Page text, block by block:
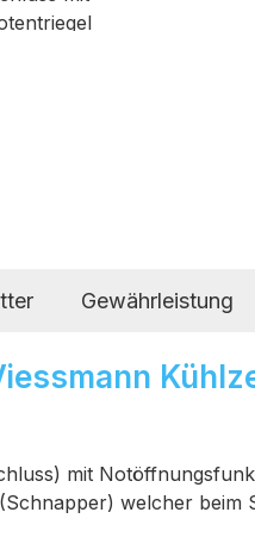
Gewährleistung
mit
welcher beim